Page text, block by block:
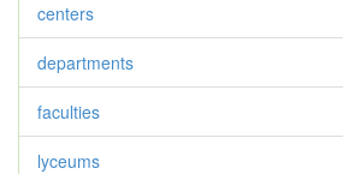
centers
departments
faculties
lyceums